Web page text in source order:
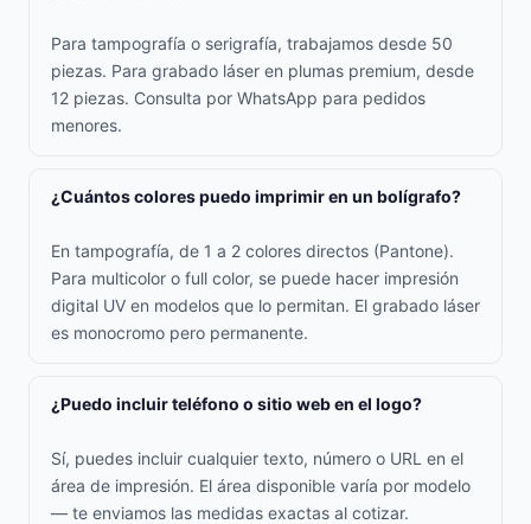
Para tampografía o serigrafía, trabajamos desde 50
piezas. Para grabado láser en plumas premium, desde
12 piezas. Consulta por WhatsApp para pedidos
menores.
¿Cuántos colores puedo imprimir en un bolígrafo?
En tampografía, de 1 a 2 colores directos (Pantone).
Para multicolor o full color, se puede hacer impresión
digital UV en modelos que lo permitan. El grabado láser
es monocromo pero permanente.
¿Puedo incluir teléfono o sitio web en el logo?
Sí, puedes incluir cualquier texto, número o URL en el
área de impresión. El área disponible varía por modelo
— te enviamos las medidas exactas al cotizar.